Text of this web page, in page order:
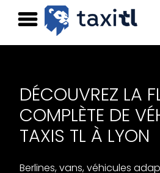
DÉCOUVREZ LA
COMPLÈTE DE
TAXIS TL À LYON
Berlines, vans, véhicules